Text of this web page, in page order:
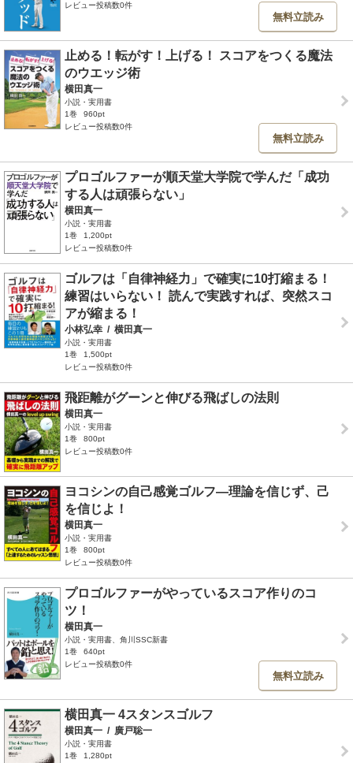
レビュー投稿数0件
無料立読み
止める！転がす！上げる！ スコアをつくる魔法
のウエッジ術
横田真一
小説・実用書
1巻
960pt
レビュー投稿数0件
無料立読み
プロゴルファーが順天堂大学院で学んだ「成功
する人は頑張らない」
横田真一
小説・実用書
1巻
1,200pt
レビュー投稿数0件
ゴルフは「自律神経力」で確実に10打縮まる！
練習はいらない！ 読んで実践すれば、突然スコ
アが縮まる！
小林弘幸 / 横田真一
小説・実用書
1巻
1,500pt
レビュー投稿数0件
飛距離がグーンと伸びる飛ばしの法則
横田真一
小説・実用書
1巻
800pt
レビュー投稿数0件
ヨコシンの自己感覚ゴルフ―理論を信じず、己
を信じよ！
横田真一
小説・実用書
1巻
800pt
レビュー投稿数0件
プロゴルファーがやっているスコア作りのコ
ツ！
横田真一
小説・実用書、角川SSC新書
1巻
640pt
レビュー投稿数0件
無料立読み
横田真一 4スタンスゴルフ
横田真一 / 廣戸聡一
小説・実用書
1巻
1,280pt